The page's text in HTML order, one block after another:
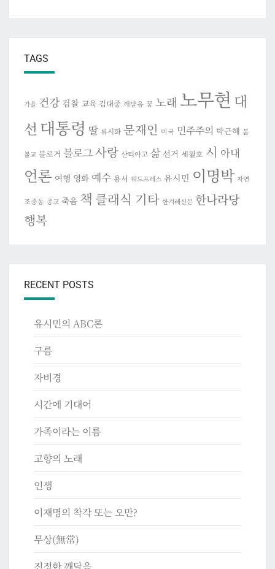
TAGS
가을 건강 검찰 교육 김대중 깨달음 꿈 노래 노무현 대
선 대통령 딸 류시화 문재인 미국 민주주의 박근혜 봄
불교 블로거 블로그사랑 산티아고 삶 선거 세월호 시 아내
언론 여행 영화 예수 용서 워드프레스 유시민 이명박 자연
조중동 종교 죽음 책 클래식 기타 한겨레신문 한나라당
행복
RECENT POSTS
유시민의 ABC론
구름
자비경
시간에 기대어
가족이라는 이름
고향의 노래
인생
이재명의 착각 또는 오만?
무상(無常)